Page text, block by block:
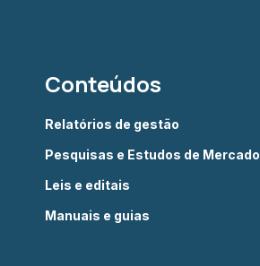
Conteúdos
Relatórios de gestão
Pesquisas e Estudos de Mercado
Leis e editais
Manuais e guias